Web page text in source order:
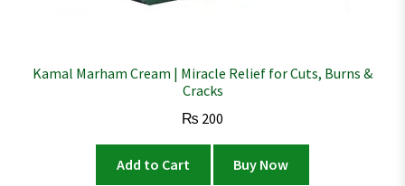
Kamal Marham Cream | Miracle Relief for Cuts, Burns &
Cracks
₨ 200
Add to Cart Buy Now